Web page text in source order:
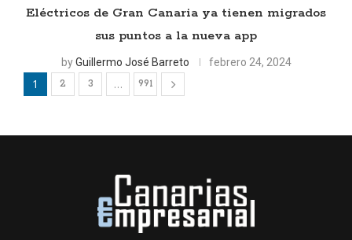
Eléctricos de Gran Canaria ya tienen migrados
sus puntos a la nueva app
byGuillermo José Barreto febrero 24, 2024
1 2 3 … 991